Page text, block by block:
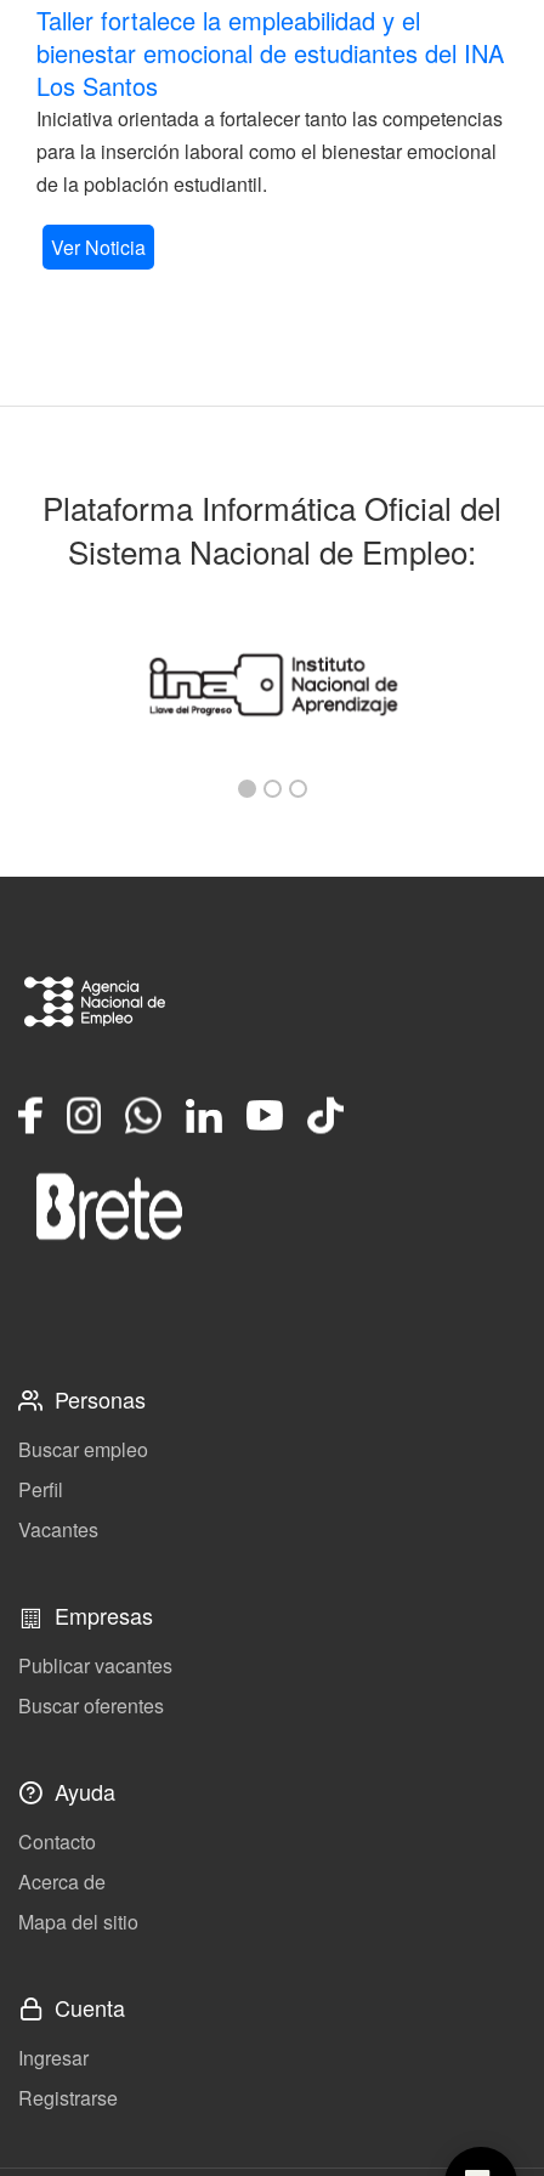
Taller fortalece la empleabilidad y el
bienestar emocional de estudiantes del INA
Los Santos
Iniciativa orientada a fortalecer tanto las competencias
para la inserción laboral como el bienestar emocional
de la población estudiantil.
Ver Noticia
Plataforma Informática Oficial del
Sistema Nacional de Empleo:
FacebookInstagramWhatsappLinkedInYouTube
TikTok
Personas
Buscar empleo
Perfil
Vacantes
Empresas
Publicar vacantes
Buscar oferentes
Ayuda
Contacto
Acerca de
Mapa del sitio
Cuenta
Ingresar
Registrarse